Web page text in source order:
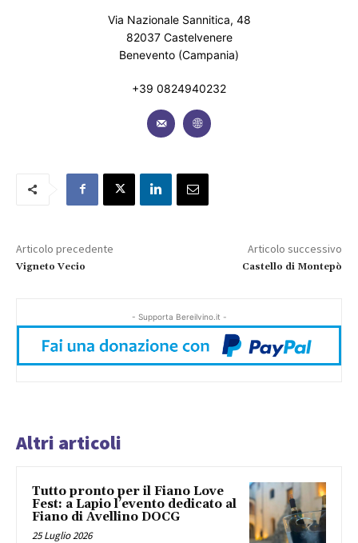
Via Nazionale Sannitica, 48
82037 Castelvenere
Benevento (Campania)
+39 0824940232
Articolo precedente
Vigneto Vecio
Articolo successivo
Castello di Montepò
- Supporta Bereilvino.it -
Altri articoli
Tutto pronto per il Fiano Love
Fest: a Lapio l’evento dedicato al
Fiano di Avellino DOCG
25 Luglio 2026